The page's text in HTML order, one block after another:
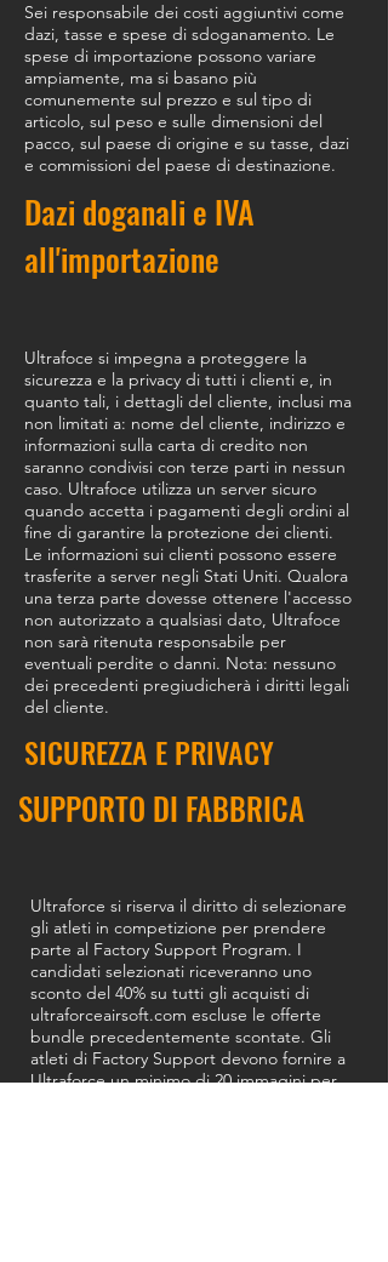
Sei responsabile dei costi aggiuntivi come
dazi, tasse e spese di sdoganamento. Le
spese di importazione possono variare
ampiamente, ma si basano più
comunemente sul prezzo e sul tipo di
articolo, sul peso e sulle dimensioni del
pacco, sul paese di origine e su tasse, dazi
e commissioni del paese di destinazione.
Dazi doganali e IVA
all'importazione
Ultrafoce si impegna a proteggere la
sicurezza e la privacy di tutti i clienti e, in
quanto tali, i dettagli del cliente, inclusi ma
non limitati a: nome del cliente, indirizzo e
informazioni sulla carta di credito non
saranno condivisi con terze parti in nessun
caso. Ultrafoce utilizza un server sicuro
quando accetta i pagamenti degli ordini al
fine di garantire la protezione dei clienti.
Le informazioni sui clienti possono essere
trasferite a server negli Stati Uniti. Qualora
una terza parte dovesse ottenere l'accesso
non autorizzato a qualsiasi dato, Ultrafoce
non sarà ritenuta responsabile per
eventuali perdite o danni. Nota: nessuno
dei precedenti pregiudicherà i diritti legali
del cliente.
SICUREZZA E PRIVACY
SUPPORTO DI FABBRICA
Ultraforce si riserva il diritto di selezionare
gli atleti in competizione per prendere
parte al Factory Support Program. I
candidati selezionati riceveranno uno
sconto del 40% su tutti gli acquisti di
ultraforceairsoft.com escluse le offerte
bundle precedentemente scontate. Gli
atleti di Factory Support devono fornire a
Ultraforce un minimo di 20 immagini per